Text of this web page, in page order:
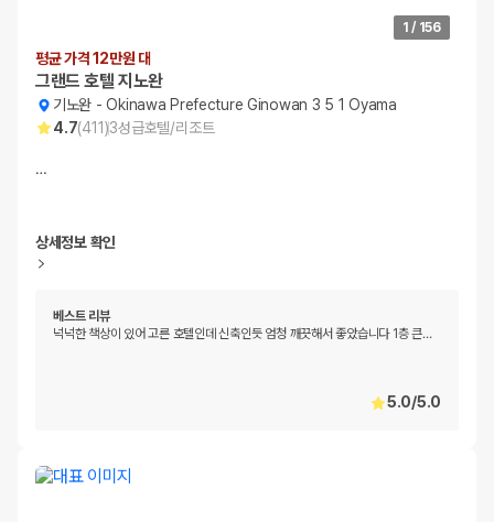
1 / 156
평균 가격 12만원 대
그랜드 호텔 지노완
기노완 -Okinawa Prefecture Ginowan 3 5 1 Oyama
4.7(411)3성급호텔/리조트
…
상세정보 확인
베스트 리뷰
넉넉한 책상이 있어 고른 호텔인데 신축인듯 엄청 깨끗해서 좋았습니다 1층 큰…
5.0/5.0